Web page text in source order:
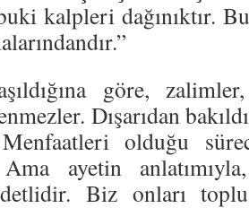
kalpleri dağınıktır.
göre,
Dışarıdan
olduğu
ayetin
Biz onları